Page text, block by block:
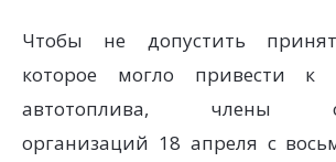
Чтобы не допустить
которое могло привести к
автотоплива, члены
организаций 18 апреля с